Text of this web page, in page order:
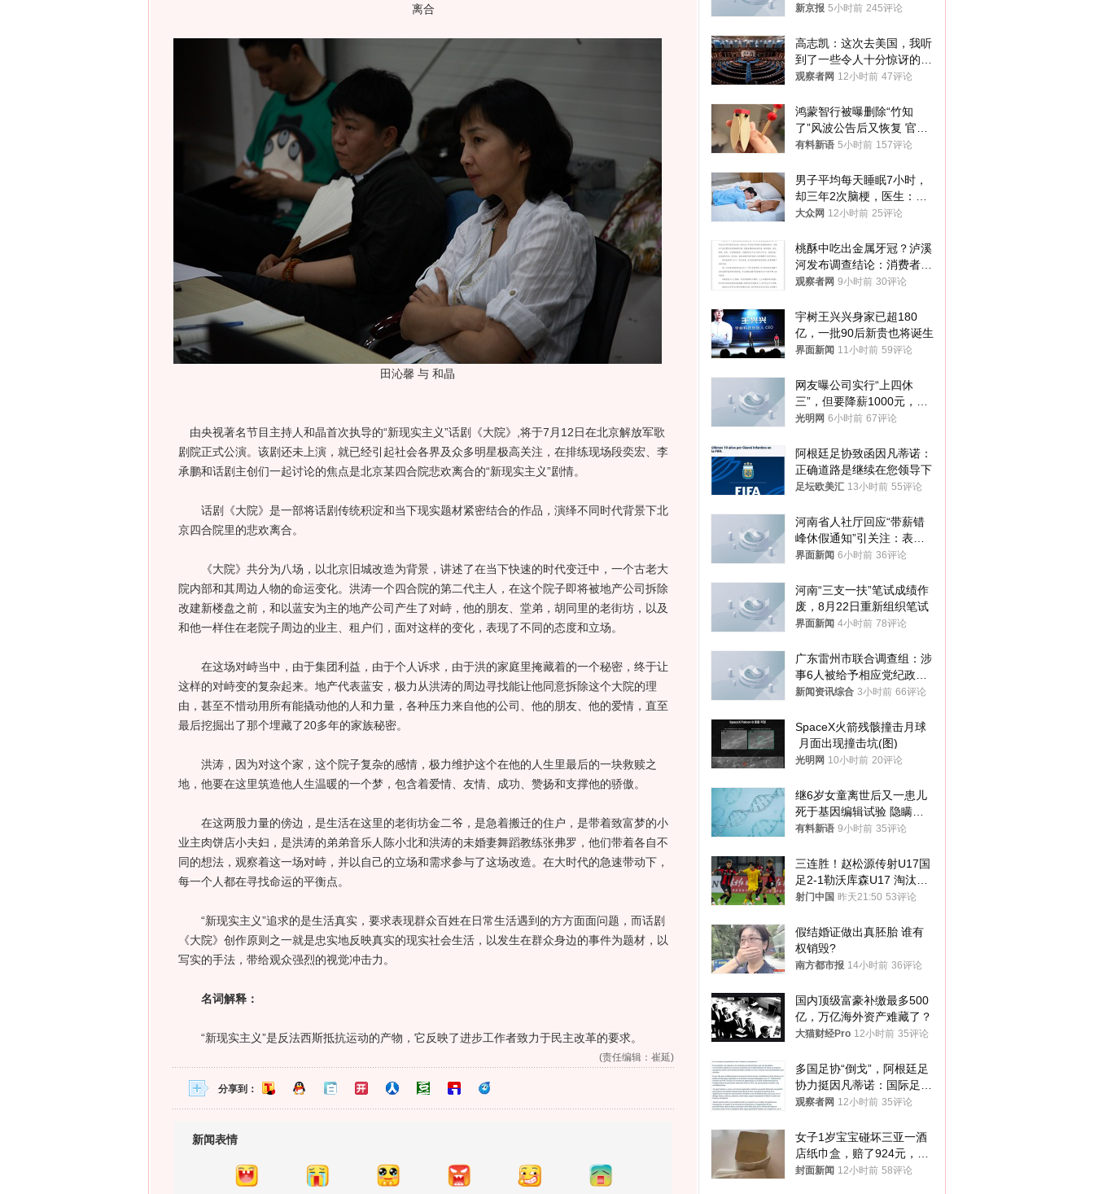
离合
田沁馨 与 和晶
由央视著名节目主持人和晶首次执导的“新现实主义”话剧《大院》,将于7月12日在北京解放军歌
剧院正式公演。该剧还未上演，就已经引起社会各界及众多明星极高关注，在排练现场段奕宏、李
承鹏和话剧主创们一起讨论的焦点是北京某四合院悲欢离合的“新现实主义”剧情。
话剧《大院》是一部将话剧传统积淀和当下现实题材紧密结合的作品，演绎不同时代背景下北
京四合院里的悲欢离合。
《大院》共分为八场，以北京旧城改造为背景，讲述了在当下快速的时代变迁中，一个古老大
院内部和其周边人物的命运变化。洪涛一个四合院的第二代主人，在这个院子即将被地产公司拆除
改建新楼盘之前，和以蓝安为主的地产公司产生了对峙，他的朋友、堂弟，胡同里的老街坊，以及
和他一样住在老院子周边的业主、租户们，面对这样的变化，表现了不同的态度和立场。
在这场对峙当中，由于集团利益，由于个人诉求，由于洪的家庭里掩藏着的一个秘密，终于让
这样的对峙变的复杂起来。地产代表蓝安，极力从洪涛的周边寻找能让他同意拆除这个大院的理
由，甚至不惜动用所有能撬动他的人和力量，各种压力来自他的公司、他的朋友、他的爱情，直至
最后挖掘出了那个埋藏了20多年的家族秘密。
洪涛，因为对这个家，这个院子复杂的感情，极力维护这个在他的人生里最后的一块救赎之
地，他要在这里筑造他人生温暖的一个梦，包含着爱情、友情、成功、赞扬和支撑他的骄傲。
在这两股力量的傍边，是生活在这里的老街坊金二爷，是急着搬迁的住户，是带着致富梦的小
业主肉饼店小夫妇，是洪涛的弟弟音乐人陈小北和洪涛的未婚妻舞蹈教练张弗罗，他们带着各自不
同的想法，观察着这一场对峙，并以自己的立场和需求参与了这场改造。在大时代的急速带动下，
每一个人都在寻找命运的平衡点。
“新现实主义”追求的是生活真实，要求表现群众百姓在日常生活遇到的方方面面问题，而话剧
《大院》创作原则之一就是忠实地反映真实的现实社会生活，以发生在群众身边的事件为题材，以
写实的手法，带给观众强烈的视觉冲击力。
名词解释：
“新现实主义”是反法西斯抵抗运动的产物，它反映了进步工作者致力于民主改革的要求。
(责任编辑：崔延)
分享到：
新闻表情
犯罪行为
新京报 5小时前 245评论
高志凯：这次去美国，我听
到了一些令人十分惊讶的消
息
观察者网 12小时前 47评论
鸿蒙智行被曝删除“竹知
了”风波公告后又恢复 官媒
曾力挺：劝华为要大度的，
有料新语 5小时前 157评论
男子平均每天睡眠7小时，
却三年2次脑梗，医生：这
样睡觉更伤身
大众网 12小时前 25评论
桃酥中吃出金属牙冠？泸溪
河发布调查结论：消费者已
澄清，所发视频情况不属实
观察者网 9小时前 30评论
宇树王兴兴身家已超180
亿，一批90后新贵也将诞生
界面新闻 11小时前 59评论
网友曝公司实行“上四休
三”，但要降薪1000元，不
接受只能辞职
光明网 6小时前 67评论
阿根廷足协致函因凡蒂诺：
正确道路是继续在您领导下
足坛欧美汇 13小时前 55评论
河南省人社厅回应“带薪错
峰休假通知”引关注：表述
不够准确，待修改后印发
界面新闻 6小时前 36评论
河南“三支一扶”笔试成绩作
废，8月22日重新组织笔试
界面新闻 4小时前 78评论
广东雷州市联合调查组：涉
事6人被给予相应党纪政务
处分和组织处理
新闻资讯综合 3小时前 66评论
SpaceX火箭残骸撞击月球
月面出现撞击坑(图)
光明网 10小时前 20评论
继6岁女童离世后又一患儿
死于基因编辑试验 隐瞒一
年才对外披露
有料新语 9小时前 35评论
三连胜！赵松源传射U17国
足2-1勒沃库森U17 淘汰赛
将战河床
射门中国 昨天21:50 53评论
假结婚证做出真胚胎 谁有
权销毁?
南方都市报 14小时前 36评论
国内顶级富豪补缴最多500
亿，万亿海外资产难藏了？
大猫财经Pro 12小时前 35评论
多国足协“倒戈”，阿根廷足
协力挺因凡蒂诺：国际足联
今后应继续在其领导下前行
观察者网 12小时前 35评论
女子1岁宝宝碰坏三亚一酒
店纸巾盒，赔了924元，发
帖吐槽后酒店退还一半的
封面新闻 12小时前 58评论